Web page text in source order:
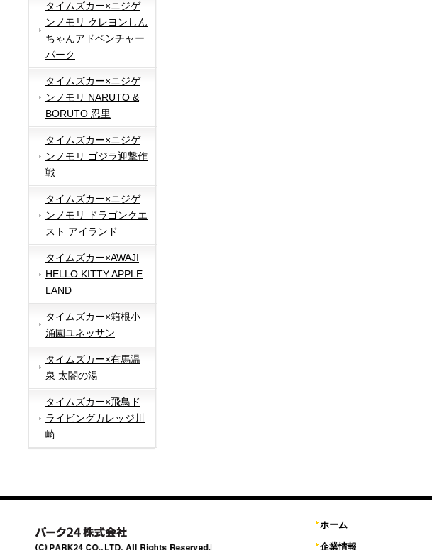
タイムズカー×ニジゲ
ンノモリ クレヨンしん
ちゃんアドベンチャー
パーク
タイムズカー×ニジゲ
ンノモリ NARUTO &
BORUTO 忍里
タイムズカー×ニジゲ
ンノモリ ゴジラ迎撃作
戦
タイムズカー×ニジゲ
ンノモリ ドラゴンクエ
スト アイランド
タイムズカー×AWAJI
HELLO KITTY APPLE
LAND
タイムズカー×箱根小
涌園ユネッサン
タイムズカー×有馬温
泉 太閤の湯
タイムズカー×飛鳥ド
ライビングカレッジ川
崎
ホーム
企業情報